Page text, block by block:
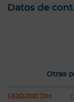
Datos de
Otras
1.620.000 DH